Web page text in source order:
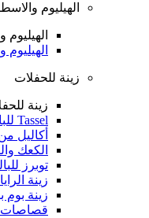
الهيليوم
زينة للحفلات
زينة
Tassel للبالونات
أكاليل
الكعك
توبرز
زينة
زينة
قصاصات